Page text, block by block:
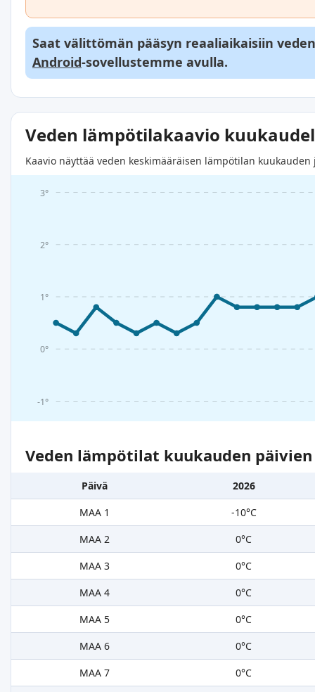
Saat välittömän pääsyn reaaliaikaisiin
Android-sovellustemme avulla.
Veden lämpötilakaavio
Kaavio näyttää veden keskimääräisen lämpötilan
-1°
0°
1°
2°
3°
Veden lämpötilat kuukauden
Päivä
2026
MAA 1
-10°C
MAA 2
0°C
MAA 3
0°C
MAA 4
0°C
MAA 5
0°C
MAA 6
0°C
MAA 7
0°C